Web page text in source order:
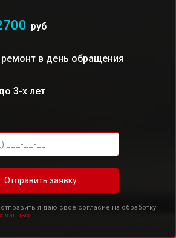
руб
в день обращения
3-х лет
Отправить заявку
я даю свое согласие на обработку
данных.